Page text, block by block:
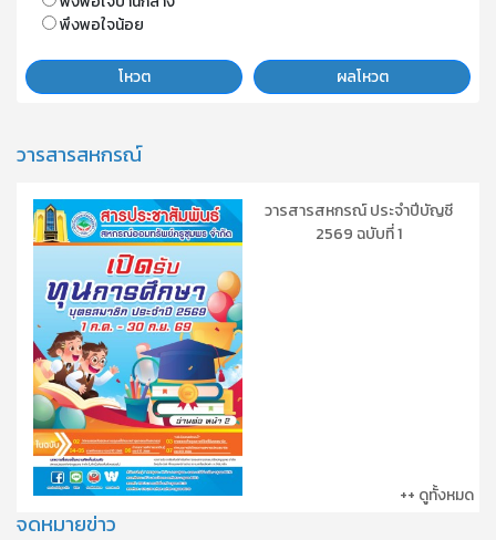
พึงพอใจน้อย
โหวต ผลโหวต
วารสารสหกรณ์
วารสารสหกรณ์ ประจำปีบัญชี
2569 ฉบับที่ 1
++ ดูทั้งหมด
จดหมายข่าว